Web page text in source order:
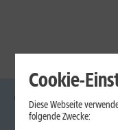
Glasfaser Internet
Cookie-
Diese Webseite
folgende Zwecke: